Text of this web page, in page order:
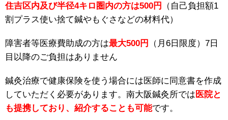
住吉区内及び半径4キロ圏内の方は500円
（自己負担額1
割プラス使い捨て鍼やもぐさなどの材料代）
障害者等医療費助成の方は最大500円
（月6日限度）7日
目以降のご負担はありません
鍼灸治療で健康保険を使う場合には医師に同意書を作成
していただく必要があります。南大阪鍼灸所では 医院と
も提携しており、紹介することも可能です。